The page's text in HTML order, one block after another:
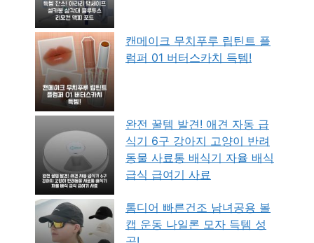
캔메이크 무치푸루 립틴트 플
럼퍼 01 버터스카치 득템!
완전 꿀템 발견! 애견 자동 급
식기 6구 강아지 고양이 반려
동물 사료통 배식기 자율 배식
급식 급여기 사료
톰디어 빠른건조 남녀공용 볼
캡 운동 나일론 모자 득템 성